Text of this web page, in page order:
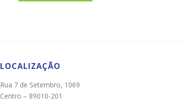
LOCALIZAÇÃO
Rua 7 de Setembro, 1069
Centro – 89010-201
conversar e teremos todo o prazer em